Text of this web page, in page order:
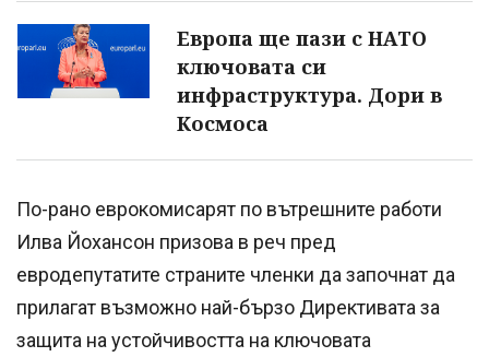
Европа ще пази с НАТО
ключовата си
инфраструктура. Дори в
Космоса
По-рано еврокомисарят по вътрешните работи
Илва Йохансон призова в реч пред
евродепутатите страните членки да започнат да
прилагат възможно най-бързо Директивата за
защита на устойчивостта на ключовата